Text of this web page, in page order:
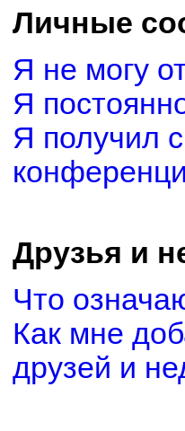
Личные
Я не могу
Я
Я получил
Друзья и
Что
Как мне
друзей и